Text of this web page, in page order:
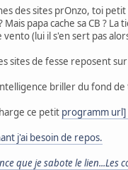
des sites prOnzo, toi
papa cache sa CB ?
vento (lui il s'en sert pas
sites de fesse reposent
briller du fond
ce petit programm url]
j'ai besoin de repos.
que je sabote le